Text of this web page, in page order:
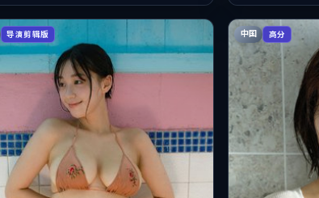
导演剪辑版 中国 高分